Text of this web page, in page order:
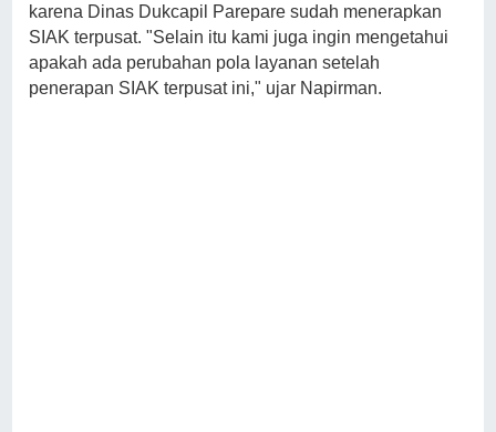
karena Dinas Dukcapil Parepare sudah menerapkan
SIAK terpusat. "Selain itu kami juga ingin mengetahui
apakah ada perubahan pola layanan setelah
penerapan SIAK terpusat ini," ujar Napirman.